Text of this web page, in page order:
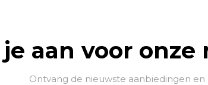
aan voor
Ontvang de nieuwste aanbiedingen